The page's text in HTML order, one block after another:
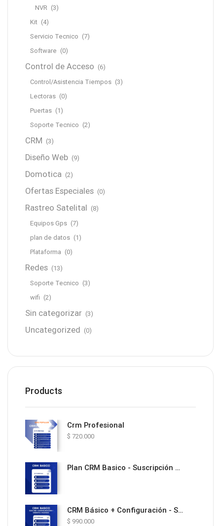
NVR (3)
Kit (4)
Servicio Tecnico (7)
Software (0)
Control de Acceso (6)
Control/Asistencia Tiempos (3)
Lectoras (0)
Puertas (1)
Soporte Tecnico (2)
CRM (3)
Diseño Web (9)
Domotica (2)
Ofertas Especiales (0)
Rastreo Satelital
(8)
Equipos Gps (7)
plan de datos (1)
Plataforma (0)
Redes (13)
Soporte Tecnico (3)
wifi (2)
Sin categorizar (3)
Uncategorized (0)
Products
Crm Profesional
$ 720.000
Plan CRM Basico - Suscripción Mensual
CRM Básico + Configuración - Solución Todo en Uno con Website y Automatización
$ 990.000